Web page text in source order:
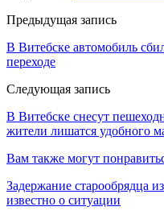
Предыдущая запись
В Витебске автомобиль
переходе
Следующая запись
В Витебске снесут
жители лишатся удобного
Вам также могут
Задержание старообрядца
известно о ситуации